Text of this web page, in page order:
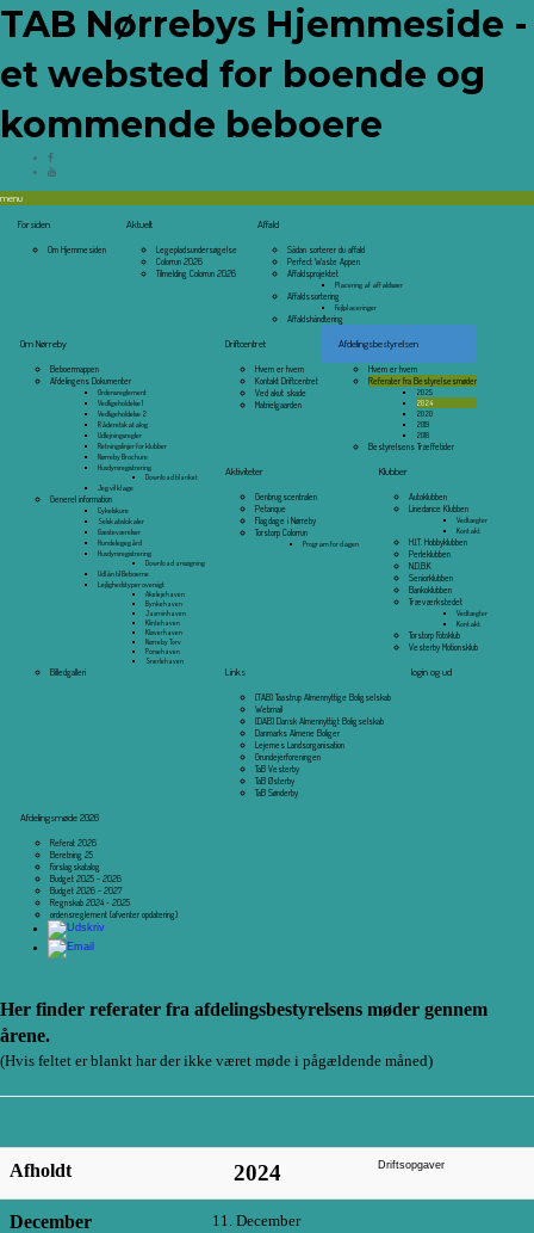
TAB Nørrebys Hjemmeside -
et websted for boende og
kommende beboere
menu
Forsiden
Om Hjemmesiden
Aktuelt
Legepladsundersøgelse
Colorrun 2026
Tilmelding Colorrun 2026
Affald
Sådan sorterer du affald
Perfect Waste Appen
Affaldsprojektet
Placering af affaldsøer
Affaldssortering
Fejlplaceringer
Affaldshåndtering
Om Nørreby
Beboermappen
Afdelingens Dokumenter
Ordensreglement
Vedligeholdelse 1
Vedligeholdelse 2
Råderetskatalog
Udlejningsregler
Retningslinjer for klubber
Nørreby Brochure
Husdyrsregistrering
Download blanket
Jeg vil klage
Generel information
Cykelskure
Selskabslokaler
Gæsteværelser
Hundelegegård
Husdyrsregistrering
Download ansøgning
Udlån til Beboerne
Lejlighedstyper oversigt
Akelejehaven
Bynkehaven
Jasminhaven
Klintehaven
Kløverhaven
Nørreby Torv
Porsehaven
Snerlehaven
Billedgalleri
Driftcentret
Hvem er hvem
Kontakt Driftcentret
Ved akut skade
Matrielgaarden
Afdelingsbestyrelsen
Hvem er hvem
Referater fra Bestyrelsesmøder
2025
2024
2020
2019
2018
Bestyrelsens Træffetider
Aktiviteter
Genbrugscentralen
Petanque
Flagdage i Nørreby
Torstorp Colorrun
Program for dagen
Klubber
Autoklubben
Linedance Klubben
Vedtægter
Kontakt
H.I.T. Hobbyklubben
Perleklubben
N.D.B.K
Seniorklubben
Bankoklubben
Træværkstedet
Vedtægter
Kontakt
Torstorp Fotoklub
Vesterby Motionsklub
Links
(TAB) Taastrup Almennyttige Boligselskab
Webmail
(DAB) Dansk Almennyttigt Boligselskab
Danmarks Almene Boliger
Lejernes Landsorganisation
Grundejerforeningen
TaB Vesterby
TaB Østerby
TaB Sønderby
login og ud
Afdelingsmøde 2026
Referat 2026
Beretning 25
Forslagskatalog
Budget 2025 - 2026
Budget 2026 - 2027
Regnskab 2024 - 2025
ordensreglement (afventer opdatering)
Her finder referater fra afdelingsbestyrelsens møder gennem
årene.
(Hvis feltet er blankt har der ikke været møde i pågældende måned)
Afholdt 2024 Driftsopgaver
December 11. December